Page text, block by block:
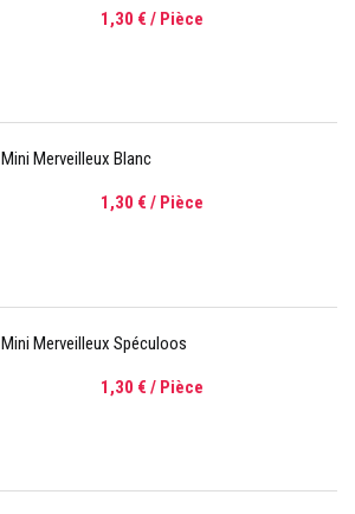
1,30 € / Pièce
Mini Merveilleux Blanc
1,30 € / Pièce
Mini Merveilleux Spéculoos
1,30 € / Pièce